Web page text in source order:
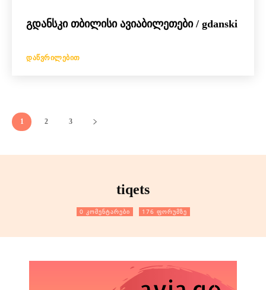
გდანსკი თბილისი ავიაბილეთები / gdanski
ᲓᲐᲬᲕᲠᲘᲚᲔᲑᲘᲗ
1 2 3
tiqets
0 კომენტარები 176 ფორუმზე